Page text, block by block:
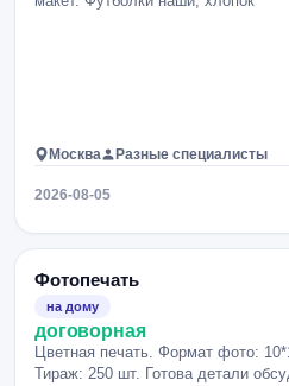
Москва Разные специалисты
2026-08-05
Фотопечать
на дому
договорная
Цветная печать. Формат фото:
Тираж: 250 шт. Готова детали